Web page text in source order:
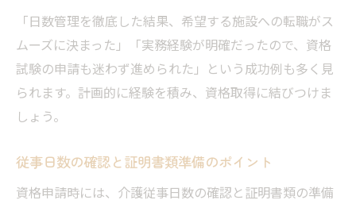
「日数管理を徹底した結果、希望する施設への転職がス
ムーズに決まった」「実務経験が明確だったので、資格
試験の申請も迷わず進められた」という成功例も多く見
られます。計画的に経験を積み、資格取得に結びつけま
しょう。
従事日数の確認と証明書類準備のポイント
資格申請時には、介護従事日数の確認と証明書類の準備